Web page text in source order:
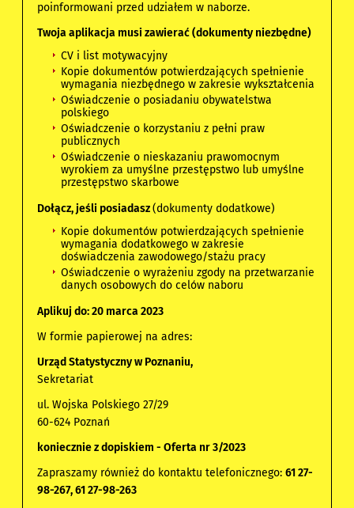
poinformowani przed udziałem w naborze.
Twoja aplikacja musi zawierać (dokumenty niezbędne)
CV i list motywacyjny
Kopie dokumentów potwierdzających spełnienie
wymagania niezbędnego w zakresie wykształcenia
Oświadczenie o posiadaniu obywatelstwa
polskiego
Oświadczenie o korzystaniu z pełni praw
publicznych
Oświadczenie o nieskazaniu prawomocnym
wyrokiem za umyślne przestępstwo lub umyślne
przestępstwo skarbowe
Dołącz, jeśli posiadasz(dokumenty dodatkowe)
Kopie dokumentów potwierdzających spełnienie
wymagania dodatkowego w zakresie
doświadczenia zawodowego/stażu pracy
Oświadczenie o wyrażeniu zgody na przetwarzanie
danych osobowych do celów naboru
Aplikuj do: 20 marca 2023
W formie papierowej na adres:
Urząd StatystycznywPoznaniu,
Sekretariat
ul. Wojska Polskiego 27/29
60-624 Poznań
koniecznie z dopiskiem - Oferta nr 3/2023
Zapraszamy również do kontaktu telefonicznego:61 27-
98-267,61 27-98-263